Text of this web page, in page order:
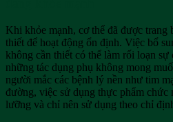
Khi khỏe mạnh, cơ thể đã được trang
thiết để hoạt động ổn định. Việc bổ
không cần thiết có thể làm rối loạn sự
những tác dụng phụ không mong
người mắc các bệnh lý nền như tim
đường, việc sử dụng thực phẩm chức
lưỡng và chỉ nên sử dụng theo chỉ